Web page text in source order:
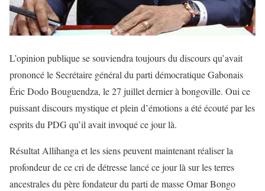
L’opinion publique se souviendra toujours du discours qu’avait
prononcé le Secrétaire général du parti démocratique Gabonais
Éric Dodo Bouguendza, le 27 juillet dernier à bongoville. Oui ce
puissant discours mystique et plein d’émotions a été écouté par les
esprits du PDG qu’il avait invoqué ce jour là.
Résultat Allihanga et les siens peuvent maintenant réaliser la
profondeur de ce cri de détresse lancé ce jour là sur les terres
ancestrales du père fondateur du parti de masse Omar Bongo